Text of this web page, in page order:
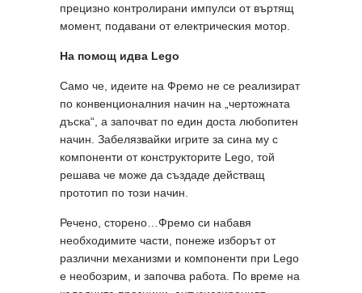
прецизно контролирани импулси от въртящ
момент, подавани от електрическия мотор.
На помощ идва Lego
Само че, идеите на Фремо не се реализират
по конвенционалния начин на „чертожната
дъска“, а започват по един доста любопитен
начин. Забелязвайки игрите за сина му с
компоненти от конструкторите Lego, той
решава че може да създаде действащ
прототип по този начин.
Речено, сторено…Фремо си набавя
необходимите части, понеже изборът от
различни механизми и компоненти при Lego
е необозрим, и започва работа. По време на